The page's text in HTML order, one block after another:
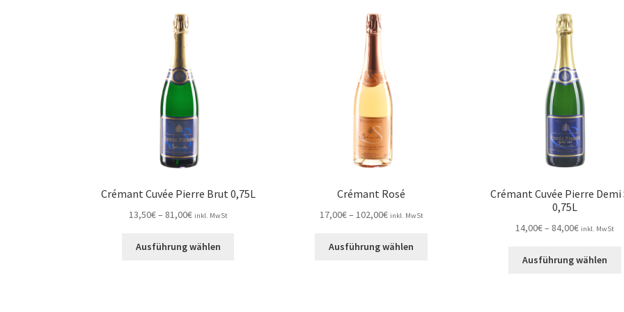
Crémant Cuvée Pierre Brut 0,75L
13,50€– 81,00€Preisspanne:
bis
inkl. MwSt
Ausführung wählen
Crémant Rosé
17,00€– 102,00€Preisspanne:
bis
inkl. MwSt
Ausführung wählen
Crémant Cuvée Pierre Demi
0,75L
14,00€– 84,00€
bis
inkl. MwSt
Ausführung wählen